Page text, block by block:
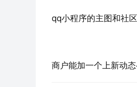
qq小程序的主图和社
商户能加一个上新动